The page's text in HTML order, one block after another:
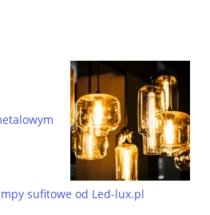
sufitowe od Led-lux.pl